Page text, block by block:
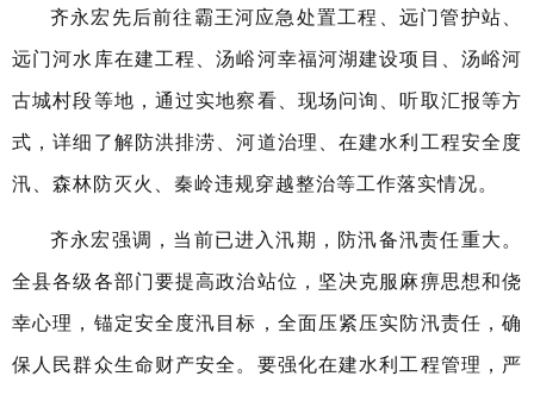
齐永宏先后前往霸王河应急处置工程、远门管护站、
远门河水库在建工程、汤峪河幸福河湖建设项目、汤峪河
古城村段等地，通过实地察看、现场问询、听取汇报等方
式，详细了解防洪排涝、河道治理、在建水利工程安全度
汛、森林防灭火、秦岭违规穿越整治等工作落实情况。
齐永宏强调，当前已进入汛期，防汛备汛责任重大。
全县各级各部门要提高政治站位，坚决克服麻痹思想和侥
幸心理，锚定安全度汛目标，全面压紧压实防汛责任，确
保人民群众生命财产安全。要强化在建水利工程管理，严